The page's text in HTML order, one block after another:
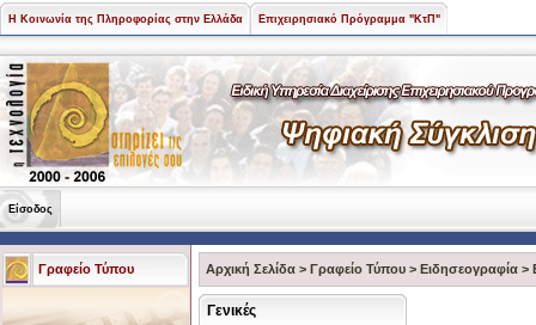
Η Κοινωνία της Πληροφορίας στην Ελλάδα Επιχειρησιακό Πρόγραμμα "ΚτΠ"
Είσοδος
Γραφείο Τύπου Αρχική Σελίδα > Γραφείο Τύπου > Ειδησεογραφία >
Γενικές